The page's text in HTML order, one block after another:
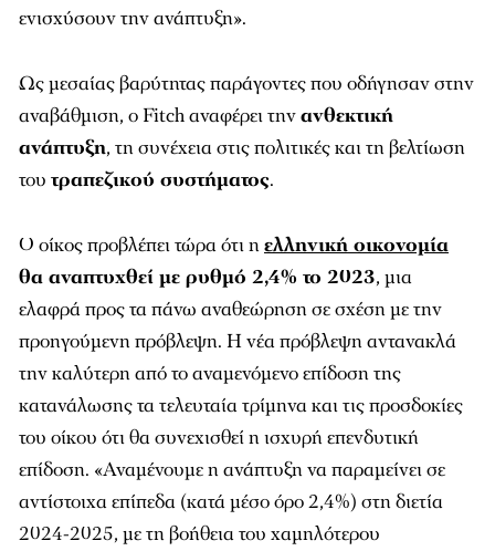
ενισχύσουν την ανάπτυξη».
Ως μεσαίας βαρύτητας παράγοντες που οδήγησαν στην
αναβάθμιση, ο Fitch αναφέρει τηνανθεκτική
ανάπτυξη, τη συνέχεια στις πολιτικές και τη βελτίωση
του τραπεζικού συστήματος.
Ο οίκος προβλέπει τώρα ότι ηελληνική οικονομία
θα αναπτυχθεί με ρυθμό 2,4% το 2023, μια
ελαφρά προς τα πάνω αναθεώρηση σε σχέση με την
προηγούμενη πρόβλεψη. Η νέα πρόβλεψη αντανακλά
την καλύτερη από το αναμενόμενο επίδοση της
κατανάλωσης τα τελευταία τρίμηνα και τις προσδοκίες
του οίκου ότι θα συνεχισθεί η ισχυρή επενδυτική
επίδοση. «Αναμένουμε η ανάπτυξη να παραμείνει σε
αντίστοιχα επίπεδα (κατά μέσο όρο 2,4%) στη διετία
2024-2025, με τη βοήθεια του χαμηλότερου